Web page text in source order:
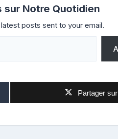
sur Notre Quotidien
posts sent to your email.
Partager